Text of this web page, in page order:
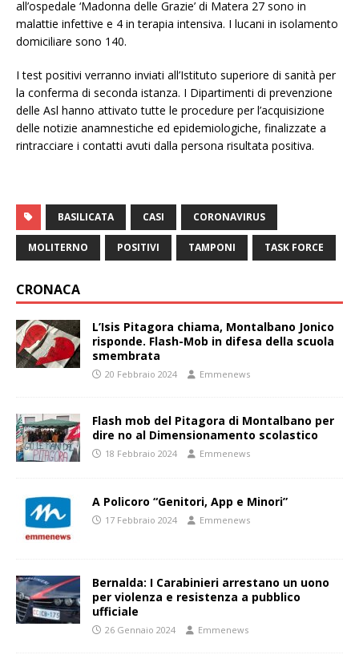
all’ospedale ‘Madonna delle Grazie’ di Matera 27 sono in
malattie infettive e 4 in terapia intensiva. I lucani in isolamento
domiciliare sono 140.
I test positivi verranno inviati all’Istituto superiore di sanità per
la conferma di seconda istanza. I Dipartimenti di prevenzione
delle Asl hanno attivato tutte le procedure per l’acquisizione
delle notizie anamnestiche ed epidemiologiche, finalizzate a
rintracciare i contatti avuti dalla persona risultata positiva.
BASILICATA CASI CORONAVIRUS
MOLITERNO POSITIVI TAMPONI TASK FORCE
CRONACA
L’Isis Pitagora chiama, Montalbano Jonico
risponde. Flash-Mob in difesa della scuola
smembrata
20 Febbraio 2024 Emmenews
Flash mob del Pitagora di Montalbano per
dire no al Dimensionamento scolastico
18 Febbraio 2024 Emmenews
A Policoro “Genitori, App e Minori”
17 Febbraio 2024 Emmenews
Bernalda: I Carabinieri arrestano un uono
per violenza e resistenza a pubblico
ufficiale
26 Gennaio 2024 Emmenews